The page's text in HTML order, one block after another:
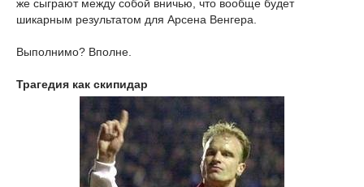
же сыграют между собой вничью, что вообще будет
шикарным результатом для Арсена Венгера.
Выполнимо? Вполне.
Трагедия как скипидар